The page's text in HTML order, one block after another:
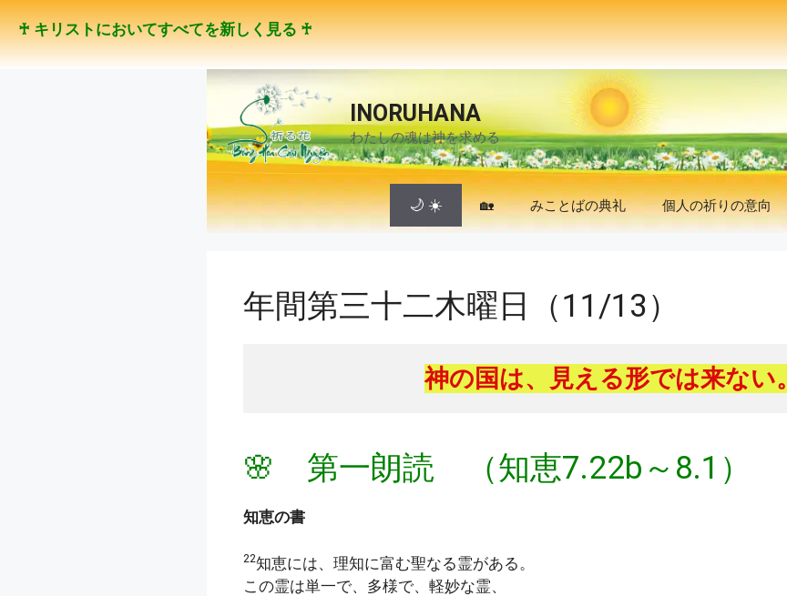
コ
ン
テ
♰ キリストにおいてすべてを新しく見る ♰
INORUHANA
わたしの魂は神を求める
🌙 ☀️ 🏡 みことばの典礼 個人の祈りの意向
年間第三十二木曜日（11/13）
神の国は、見える形では来ない。
🌸 第一朗読 （知恵7.22b～8.1）
知恵の書
22知恵には、理知に富む聖なる霊がある。
この霊は単一で、多様で、軽妙な霊、